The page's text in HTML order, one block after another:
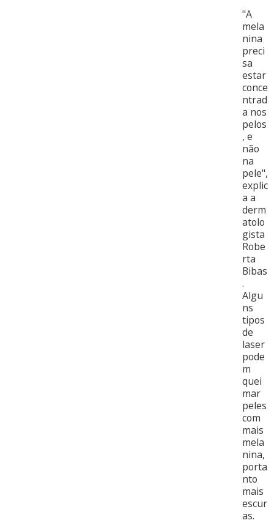
"A
mela
nina
preci
sa
estar
conce
ntrad
a nos
pelos
, e
não
na
pele",
explic
a a
derm
atolo
gista
Robe
rta
Bibas
.
Algu
ns
tipos
de
laser
pode
m
quei
mar
peles
com
mais
mela
nina,
porta
nto
mais
escur
as.